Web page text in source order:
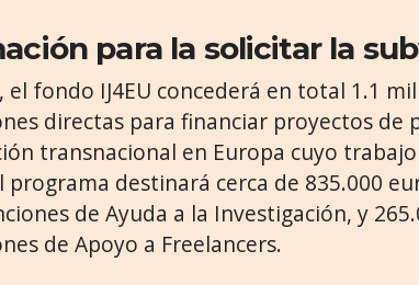
para la solicitar la
el fondo IJ4EU concederá en total 1.1
directas para financiar proyectos de
transnacional en Europa cuyo
programa destinará cerca de 835.000
de Ayuda a la Investigación, y
de Apoyo a Freelancers.